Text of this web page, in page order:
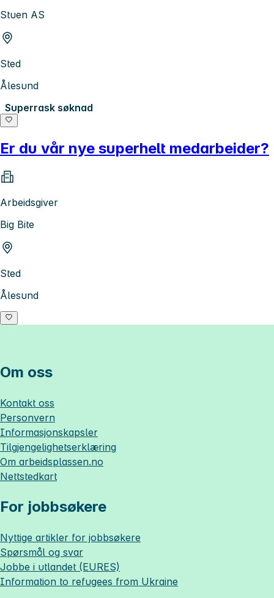
Stuen AS
Sted
Ålesund
Superrask søknad
Er du vår nye superhelt medarbeider?
Arbeidsgiver
Big Bite
Sted
Ålesund
Om oss
Kontakt oss
Personvern
Informasjonskapsler
Tilgjengelighetserklæring
Om arbeidsplassen.no
Nettstedkart
For jobbsøkere
Nyttige artikler for jobbsøkere
Spørsmål og svar
Jobbe i utlandet (EURES)
Information to refugees from Ukraine